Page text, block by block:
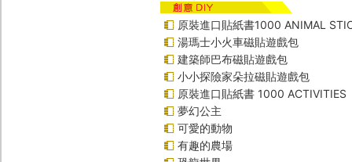
原裝進口貼紙書1000 ANIMAL
湯瑪士小火車磁貼遊戲包
建築師巴布磁貼遊戲包
小小探險家朵拉磁貼遊戲包
原裝進口貼紙書 1000 ACTIVITIES
夢幻公主
可愛的動物
有趣的農場